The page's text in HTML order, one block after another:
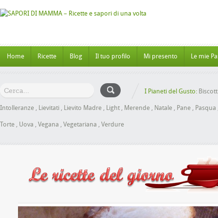
Home Ricette Blog Il tuo profilo Mi presento Le mie
I Pianeti del Gusto:
Intolleranze , Lievitati , Lievito Madre , Light , Merende , Natale , Pane , Pasqua
Torte , Uova , Vegana , Vegetariana , Verdure
al Miele senza